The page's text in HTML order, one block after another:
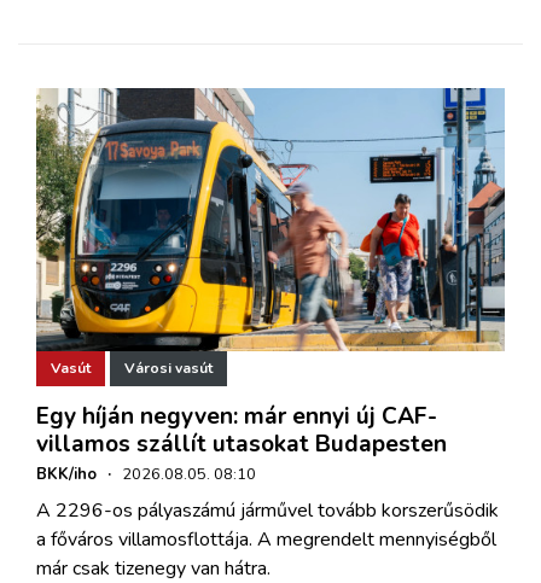
Vasút Városi vasút
Egy híján negyven: már ennyi új CAF-
villamos szállít utasokat Budapesten
BKK/iho · 2026.08.05. 08:10
A 2296-os pályaszámú járművel tovább korszerűsödik
a főváros villamosflottája. A megrendelt mennyiségből
már csak tizenegy van hátra.